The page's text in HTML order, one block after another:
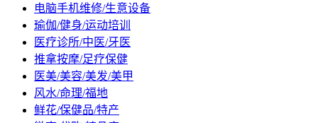
电脑手机维修/生意设备
瑜伽/健身/运动培训
医疗诊所/中医/牙医
推拿按摩/足疗保健
医美/美容/美发/美甲
风水/命理/福地
鲜花/保健品/特产